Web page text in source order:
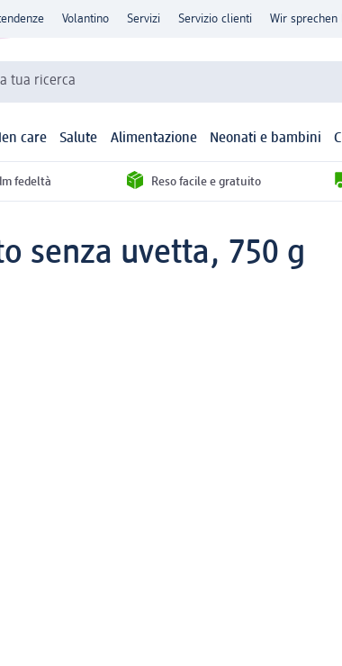
Volantino Servizi Servizio clienti Wir sprechen
tua ricerca
care Salute Alimentazione Neonati e bambini
fedeltà Reso facile e gratuito
senza uvetta, 750 g